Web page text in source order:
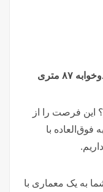
۸۷ متری
این فرصت را از
فوق‌العاده با
به یک معماری با